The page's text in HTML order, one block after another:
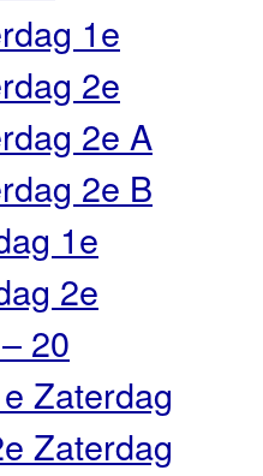
1e
2e
2e A
2e B
1e
2e
20
Zaterdag
Zaterdag